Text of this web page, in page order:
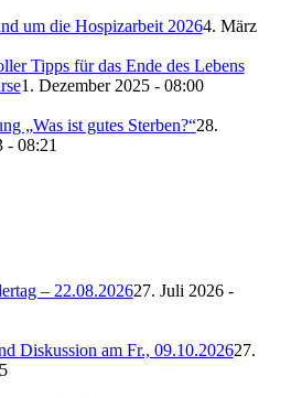
um die Hospizarbeit 20264. März
1. Dezember 2025 - 08:00
„Was ist gutes Sterben?“28.
- 08:21
– 22.08.202627. Juli 2026 -
Diskussion am Fr., 09.10.202627.